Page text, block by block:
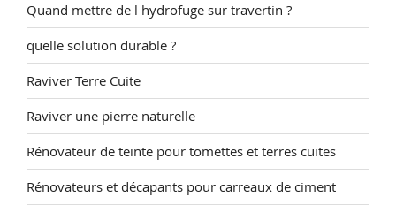
Quand mettre de l hydrofuge sur travertin ?
quelle solution durable ?
Raviver Terre Cuite
Raviver une pierre naturelle
Rénovateur de teinte pour tomettes et terres cuites
Rénovateurs et décapants pour carreaux de ciment